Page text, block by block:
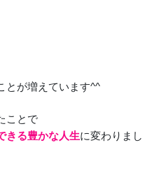
とが増えています^^
ことで
きる豊かな人生に変わりまし